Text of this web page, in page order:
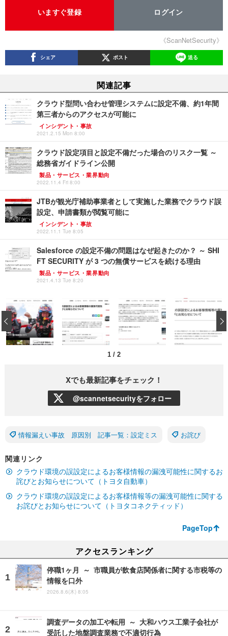
いますぐ登録 ログイン
《ScanNetSecurity》
シェア ポスト 送る
関連記事
クラウド型問い合わせ管理システムに設定不備、約1年間
第三者からのアクセスが可能に
インシデント・事故
2021.2.15 Mon 8:00
クラウド設定項目と設定不備だった場合のリスク一覧 ～
総務省ガイドライン公開
製品・サービス・業界動向
2022.11.4 Fri 8:00
JTBが観光庁補助事業者として実施した業務でクラウド誤
設定、申請書類が閲覧可能に
インシデント・事故
2022.11.1 Tue 8:05
Salesforce の設定不備の問題はなぜ起きたのか？ ～ SHI
FT SECURITY が 3 つの無償サービスを続ける理由
製品・サービス・業界動向
2021.4.13 Tue 8:20
1 / 2
‹
Xでも最新記事をチェック！
@scannetsecurityをフォロー
情報漏えい事故 原因別 記事一覧：設定ミス お詫び
関連リンク
クラウド環境の誤設定によるお客様情報の漏洩可能性に関するお
詫びとお知らせについて（トヨタ自動車）
クラウド環境の誤設定によるお客様情報等の漏洩可能性に関する
お詫びとお知らせについて（トヨタコネクティッド）
PageTop
アクセスランキング
停職1ヶ月 ～ 市職員が飲食店関係者に関する市税等の
情報を口外
2026.8.6(木) 8:05
調査データの加工や転用 ～ 大和ハウス工業子会社が
受託した地盤調査業務で不適切行為